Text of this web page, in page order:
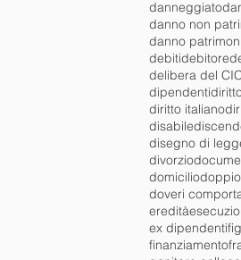
danneggiato
danno non
danno
debitidebitore
delibera del
dipendenti
diritto italiano
disabile
disegno di
divorzio
domicilio
doveri
eredità
ex dipendenti
finanziamento